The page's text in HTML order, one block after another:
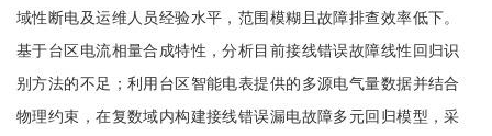
域性断电及运维人员经验水平，范围模糊且故障排查效率低下。
基于台区电流相量合成特性，分析目前接线错误故障线性回归识
别方法的不足；利用台区智能电表提供的多源电气量数据并结合
物理约束，在复数域内构建接线错误漏电故障多元回归模型，采